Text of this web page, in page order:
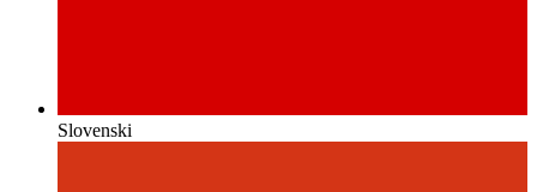
Slovenski